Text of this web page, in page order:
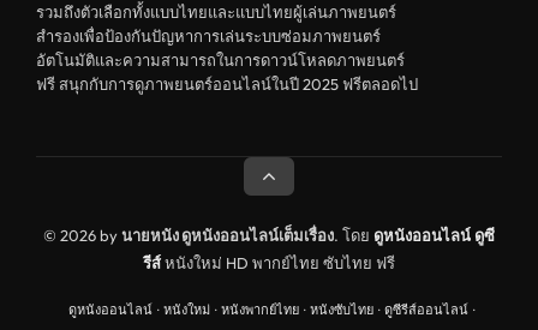
รวมถึงตัวเลือกทั้งแบบไทยและแบบไทยผู้เล่นภาพยนตร์
สำรองเพื่อป้องกันปัญหาการเล่นระบบซ่อมภาพยนตร์
อัตโนมัติและความสามารถในการดาวน์โหลดภาพยนตร์
ฟรี สนุกกับการดูภาพยนตร์ออนไลน์ในปี 2025 ฟรีตลอดไป
© 2026 byนายหนัง ดูหนังออนไลน์เต็มเรื่อง. โดย ดูหนังออนไลน์ ดูซี
รีส์หนังใหม่ HD พากย์ไทย ซับไทย ฟรี
ดูหนังออนไลน์ · หนังใหม่ · หนังพากย์ไทย · หนังซับไทย · ดูซีรีส์ออนไลน์ ·